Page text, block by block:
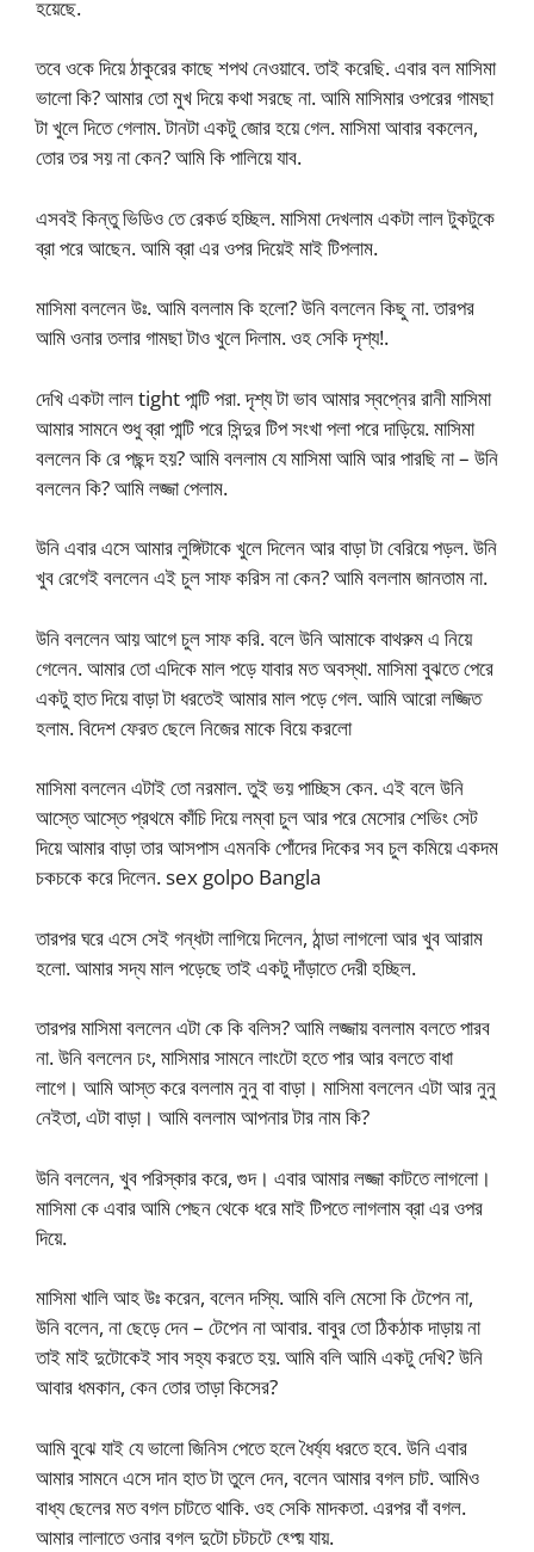
হয়েছে.
তবে ওকে দিয়ে ঠাকুরের কাছে শপথ নেওয়াবে. তাই করেছি. এবার বল মাসিমা
ভালো কি? আমার তো মুখ দিয়ে কথা সরছে না. আমি মাসিমার ওপরের গামছা
টা খুলে দিতে গেলাম. টানটা একটু জোর হয়ে গেল. মাসিমা আবার বকলেন,
তোর তর সয় না কেন? আমি কি পালিয়ে যাব.
এসবই কিন্তু ভিডিও তে রেকর্ড হচ্ছিল. মাসিমা দেখলাম একটা লাল টুকটুকে
ব্রা পরে আছেন. আমি ব্রা এর ওপর দিয়েই মাই টিপলাম.
মাসিমা বললেন উঃ. আমি বললাম কি হলো? উনি বললেন কিছু না. তারপর
আমি ওনার তলার গামছা টাও খুলে দিলাম. ওহ সেকি দৃশ্য!.
দেখি একটা লাল tight পান্টি পরা. দৃশ্য টা ভাব আমার স্বপ্নের রানী মাসিমা
আমার সামনে শুধু ব্রা পান্টি পরে সিন্দুর টিপ সংখা পলা পরে দাড়িয়ে. মাসিমা
বললেন কি রে পছন্দ হয়? আমি বললাম যে মাসিমা আমি আর পারছি না – উনি
বললেন কি? আমি লজ্জা পেলাম.
উনি এবার এসে আমার লুঙ্গিটাকে খুলে দিলেন আর বাড়া টা বেরিয়ে পড়ল. উনি
খুব রেগেই বললেন এই চুল সাফ করিস না কেন? আমি বললাম জানতাম না.
উনি বললেন আয় আগে চুল সাফ করি. বলে উনি আমাকে বাথরুম এ নিয়ে
গেলেন. আমার তো এদিকে মাল পড়ে যাবার মত অবস্থা. মাসিমা বুঝতে পেরে
একটু হাত দিয়ে বাড়া টা ধরতেই আমার মাল পড়ে গেল. আমি আরো লজ্জিত
হলাম. বিদেশ ফেরত ছেলে নিজের মাকে বিয়ে করলো
মাসিমা বললেন এটাই তো নরমাল. তুই ভয় পাচ্ছিস কেন. এই বলে উনি
আস্তে আস্তে প্রথমে কাঁচি দিয়ে লম্বা চুল আর পরে মেসোর শেভিং সেট
দিয়ে আমার বাড়া তার আসপাস এমনকি পোঁদের দিকের সব চুল কমিয়ে একদম
চকচকে করে দিলেন. sex golpo Bangla
তারপর ঘরে এসে সেই গন্ধটা লাগিয়ে দিলেন, ঠান্ডা লাগলো আর খুব আরাম
হলো. আমার সদ্য মাল পড়েছে তাই একটু দাঁড়াতে দেরী হচ্ছিল.
তারপর মাসিমা বললেন এটা কে কি বলিস? আমি লজ্জায় বললাম বলতে পারব
না. উনি বললেন ঢং, মাসিমার সামনে লাংটো হতে পার আর বলতে বাধা
লাগে। আমি আস্ত করে বললাম নুনু বা বাড়া। মাসিমা বললেন এটা আর নুনু
নেইতা, এটা বাড়া। আমি বললাম আপনার টার নাম কি?
উনি বললেন, খুব পরিস্কার করে, গুদ। এবার আমার লজ্জা কাটতে লাগলো।
মাসিমা কে এবার আমি পেছন থেকে ধরে মাই টিপতে লাগলাম ব্রা এর ওপর
দিয়ে.
মাসিমা খালি আহ উঃ করেন, বলেন দস্যি. আমি বলি মেসো কি টেপেন না,
উনি বলেন, না ছেড়ে দেন – টেপেন না আবার. বাবুর তো ঠিকঠাক দাড়ায় না
তাই মাই দুটোকেই সাব সহ্য করতে হয়. আমি বলি আমি একটু দেখি? উনি
আবার ধমকান, কেন তোর তাড়া কিসের?
আমি বুঝে যাই যে ভালো জিনিস পেতে হলে ধৈর্য্য ধরতে হবে. উনি এবার
আমার সামনে এসে দান হাত টা তুলে দেন, বলেন আমার বগল চাট. আমিও
বাধ্য ছেলের মত বগল চাটতে থাকি. ওহ সেকি মাদকতা. এরপর বাঁ বগল.
আমার লালাতে ওনার বগল দুটো চটচটে হ্প্য়ে যায়.